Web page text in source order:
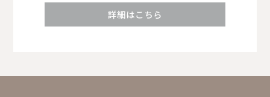
詳細はこちら